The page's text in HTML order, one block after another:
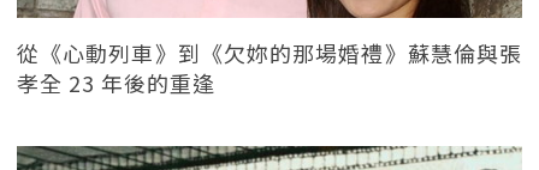
從《心動列車》到《欠妳的那場婚禮》蘇慧倫與張
孝全 23 年後的重逢